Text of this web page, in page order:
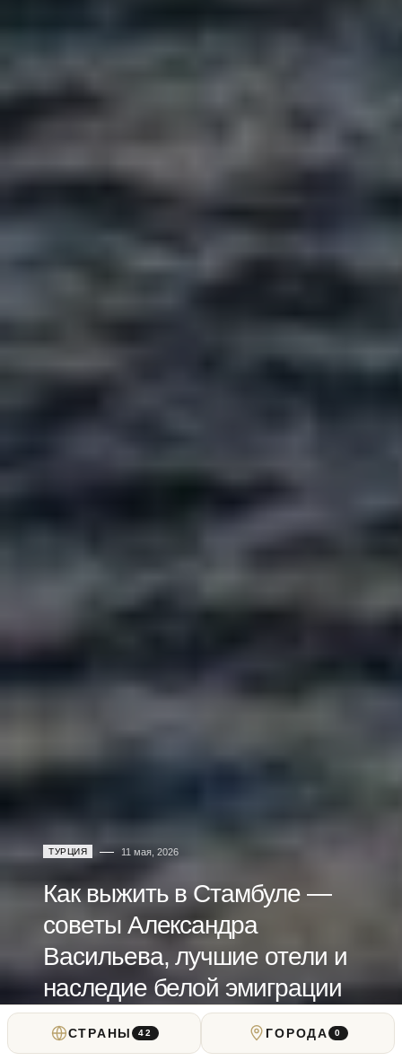
ТУРЦИЯ 11 мая, 2026
Как выжить в Стамбуле —
советы Александра
Васильева, лучшие отели и
наследие белой эмиграции
от Alexandre Vassiliev
СТРАНЫ 42 ГОРОДА 0